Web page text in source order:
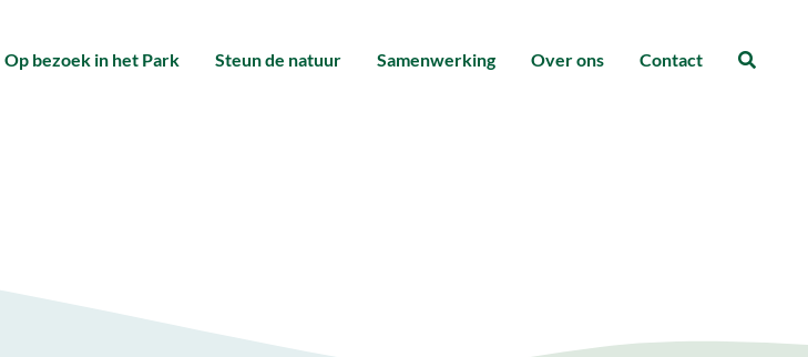
Op bezoek in het Park Steun de natuur Samenwerking Over ons Contact